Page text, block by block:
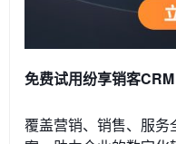
免费试用纷享销客CRM
覆盖营销、销售、服